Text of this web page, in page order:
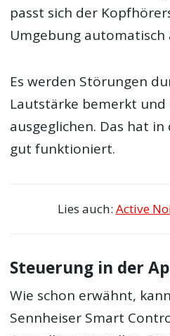
passt sich der
Umgebung automatisch
Es werden Störungen
Lautstärke bemerkt
ausgeglichen. Das hat
gut funktioniert.
Lies auch: Active
Steuerung in der
Wie schon erwähnt,
Sennheiser Smart